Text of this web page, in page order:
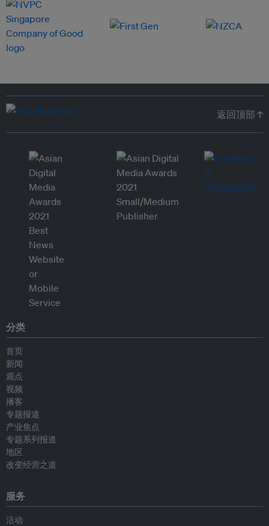
返回顶部 ↑
分类
首页
新闻
观点
视频
播客
专题报道
产业焦点
专题系列报道
地区
改变经营之道
服务
活动